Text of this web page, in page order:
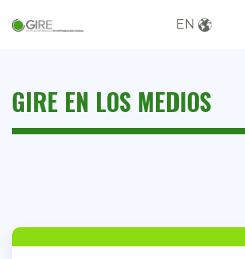
EN
GIRE EN LOS MEDIOS